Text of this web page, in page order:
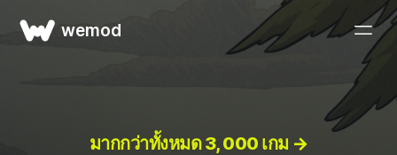
wemod
มากกว่าทั้งหมด 3, 000 เกม →